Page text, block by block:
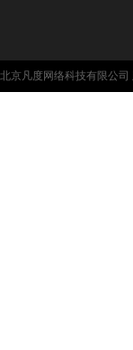
北京凡度网络科技有限公司